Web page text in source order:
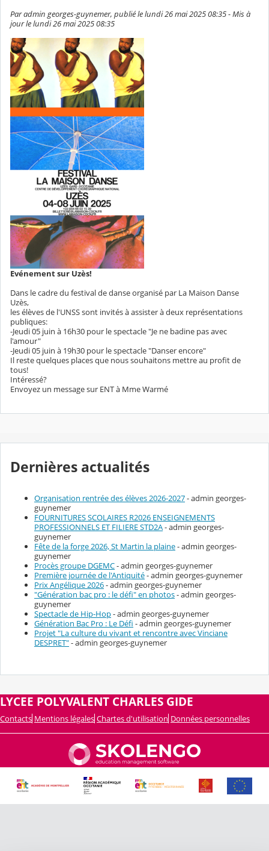
Par admin georges-guynemer, publié le lundi 26 mai 2025 08:35 - Mis à
jour le lundi 26 mai 2025 08:35
Evénement sur Uzès!
Dans le cadre du festival de danse organisé par La Maison Danse
Uzès,
les élèves de l'UNSS sont invités à assister à deux représentations
publiques:
-Jeudi 05 juin à 16h30 pour le spectacle "Je ne badine pas avec
l'amour"
-Jeudi 05 juin à 19h30 pour le spectacle "Danser encore"
Il reste quelques places que nous souhaitons mettre au profit de
tous!
Intéressé?
Envoyez un message sur ENT à Mme Warmé
Dernières actualités
Organisation rentrée des élèves 2026-2027- admin georges-
guynemer
FOURNITURES SCOLAIRES R2026 ENSEIGNEMENTS
PROFESSIONNELS ET FILIERE STD2A- admin georges-
guynemer
Fête de la forge 2026, St Martin la plaine- admin georges-
guynemer
Procès groupe DGEMC- admin georges-guynemer
Première journée de l'Antiquité- admin georges-guynemer
Prix Angélique 2026- admin georges-guynemer
"Génération bac pro : le défi" en photos- admin georges-
guynemer
Spectacle de Hip-Hop- admin georges-guynemer
Génération Bac Pro : Le Défi - admin georges-guynemer
Projet "La culture du vivant et rencontre avec Vinciane
DESPRET"- admin georges-guynemer
LYCEE POLYVALENT CHARLES GIDE
Contacts Mentions légales Chartes d'utilisation Données personnelles